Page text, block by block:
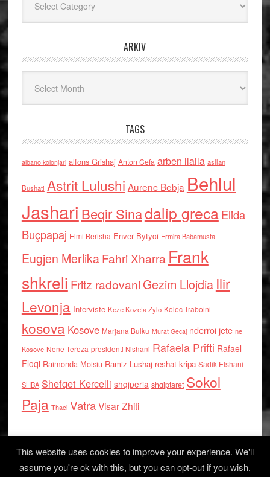
ARKIV
TAGS
albano kolonjari alfons Grishaj Anton Cefa arben llalla asllan
Bushati Astrit Lulushi Aurenc Bebja Behlul
Jashari Beqir Sinadalip grecaElida
Buçpapaj Elmi Berisha Enver Bytyci Ermira Babamusta
Eugjen MerlikaFahri Xharra Frank
shkreli Fritz radovaniGezim Llojdia Ilir
Levonja Interviste Keze Kozeta Zylo Kolec Traboini
kosova Kosove Marjana Bulku Murat Gecaj nderroi jete ne
Kosove Nene Tereza presidenti Nishani Rafaela Prifti Rafael
Floqi Raimonda Moisiu Ramiz Lushaj reshat kripa Sadik Elshani
SHBA Shefqet Kercelli shqiperia shqiptaret Sokol
Paja Thaci VatraVisar Zhiti
This website uses cookies to improve your experience. We'll
assume you're ok with this, but you can opt-out if you wish.